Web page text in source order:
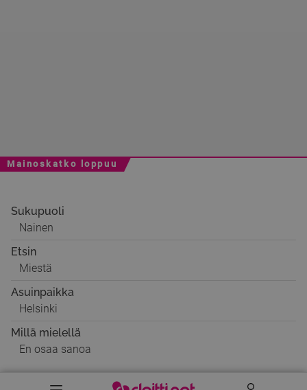
Mainoskatko loppuu
Sukupuoli
Nainen
Etsin
Miestä
Asuinpaikka
Helsinki
Millä mielellä
En osaa sanoa